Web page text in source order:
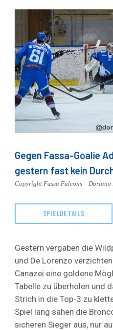
Gegen Fassa-Goalie
gestern fast kein
Copyright Fassa Falcons – Doriano
SPIELDETAILS
Gestern vergaben die
und De Lorenzo
Canazei eine goldene
Tabelle zu überholen und
Strich in die Top-3 zu
Spiel lang sahen die
sicheren Sieger aus, nur